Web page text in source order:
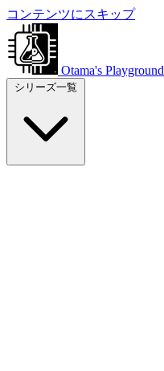
コンテンツにスキップ
Otama's Playground